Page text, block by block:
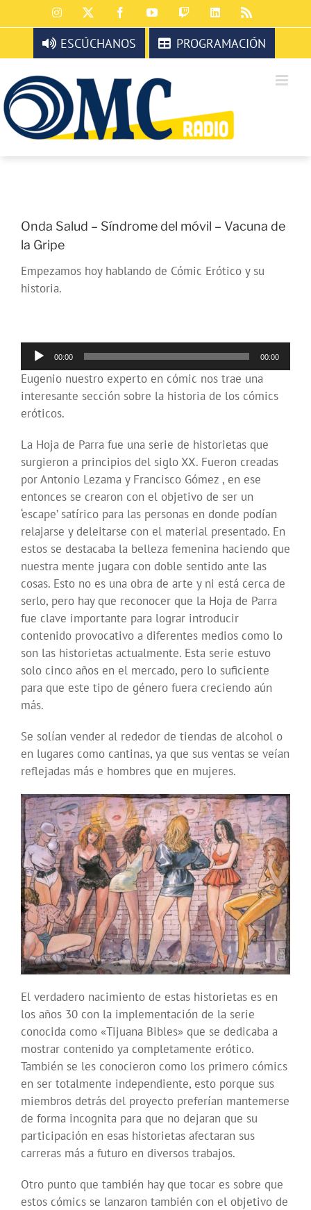
al
contenido
Instagram FacebookYouTubeTwitchLinkedIn
ESCÚCHANOS PROGRAMACIÓN
Onda Salud – Síndrome del móvil – Vacuna de
la Gripe
Empezamos hoy hablando de Cómic Erótico y su
historia.
Reproductor
de
audio
00:00 00:00
Eugenio nuestro experto en cómic nos trae una
interesante sección sobre la historia de los cómics
eróticos.
La Hoja de Parra fue una serie de historietas que
surgieron a principios del siglo XX. Fueron creadas
por Antonio Lezama y Francisco Gómez , en ese
entonces se crearon con el objetivo de ser un
‘escape’ satírico para las personas en donde podían
relajarse y deleitarse con el material presentado. En
estos se destacaba la belleza femenina haciendo que
nuestra mente jugara con doble sentido ante las
cosas. Esto no es una obra de arte y ni está cerca de
serlo, pero hay que reconocer que la Hoja de Parra
fue clave importante para lograr introducir
contenido provocativo a diferentes medios como lo
son las historietas actualmente. Esta serie estuvo
solo cinco años en el mercado, pero lo suficiente
para que este tipo de género fuera creciendo aún
más.
Se solían vender al rededor de tiendas de alcohol o
en lugares como cantinas, ya que sus ventas se veían
reflejadas más e hombres que en mujeres.
El verdadero nacimiento de estas historietas es en
los años 30 con la implementación de la serie
conocida como «Tijuana Bibles» que se dedicaba a
mostrar contenido ya completamente erótico.
También se les conocieron como los primero cómics
en ser totalmente independiente, esto porque sus
miembros detrás del proyecto preferían mantemerse
de forma incognita para que no dejaran que su
participación en esas historietas afectaran sus
carreras más a futuro en diversos trabajos.
Otro punto que también hay que tocar es sobre que
estos cómics se lanzaron también con el objetivo de